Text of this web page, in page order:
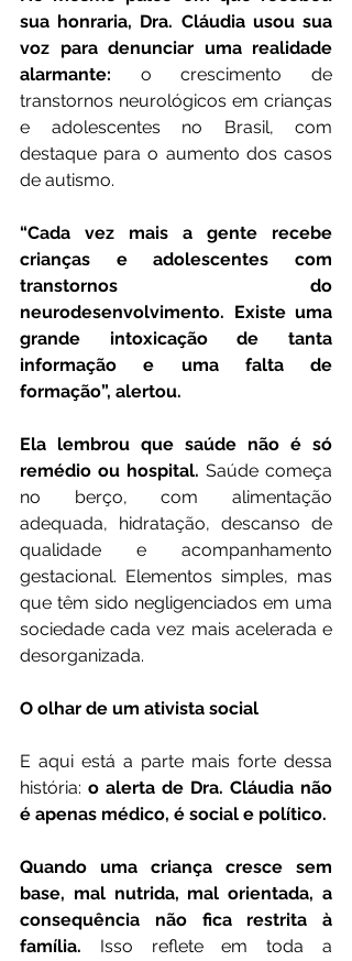
sua honraria, Dra. Cláudia usou sua
voz para denunciar uma realidade
alarmante: o crescimento de
transtornos neurológicos em crianças
e adolescentes no Brasil, com
destaque para o aumento dos casos
de autismo.
“Cada vez mais a gente recebe
crianças e adolescentes com
transtornos do
neurodesenvolvimento. Existe uma
grande intoxicação de tanta
informação e uma falta de
formação”, alertou.
Ela lembrou que saúde não é só
remédio ou hospital. Saúde começa
no berço, com alimentação
adequada, hidratação, descanso de
qualidade e acompanhamento
gestacional. Elementos simples, mas
que têm sido negligenciados em uma
sociedade cada vez mais acelerada e
desorganizada.
O olhar de um ativista social
E aqui está a parte mais forte dessa
história: o alerta de Dra. Cláudia não
é apenas médico, é social e político.
Quando uma criança cresce sem
base, mal nutrida, mal orientada, a
consequência não fica restrita à
família. Isso reflete em toda a